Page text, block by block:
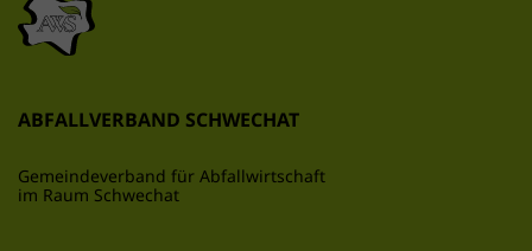
ABFALLVERBAND SCHWECHAT
Gemeindeverband für Abfallwirtschaft
im Raum Schwechat